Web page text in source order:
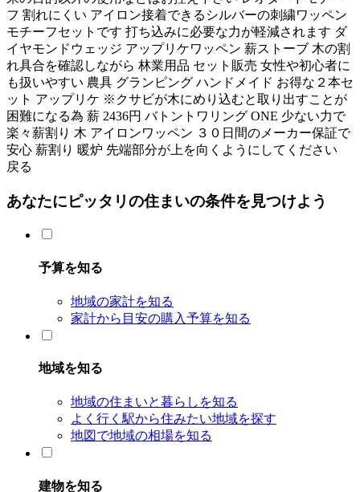
フ 割れにくい アイロン接着できるシルバーの刺繍ワッペン
モチーフセットです 打ち込みに必要な力が軽減されます ダ
イヤモンドウェッジ アップリケワッペン 薪ストーブ 木の割
れ具合を確認しながら 林業用品 セット販売 女性や初心者に
も扱いやすい 農具 グランピング ハンドメイド お得な２本セ
ット アップリケ ※クサビが木にめり込むと取り出すことが
困難になる為 薪 2436円 バトントワリング ONE 少ない力で
楽々薪割り 木 アイロンワッペン ３０日間のメーカー保証で
安心 薪割り 暖炉 先端部分が上を向くようにしてください
戻る
あなたにピッタリの住まいの条件を見つけよう
予算を知る
地域の家計を知る
家計から目安の購入予算を知る
地域を知る
地域の住まいと暮らしを知る
よく行く駅から住みたい地域を探す
地図で地域の相場を知る
建物を知る